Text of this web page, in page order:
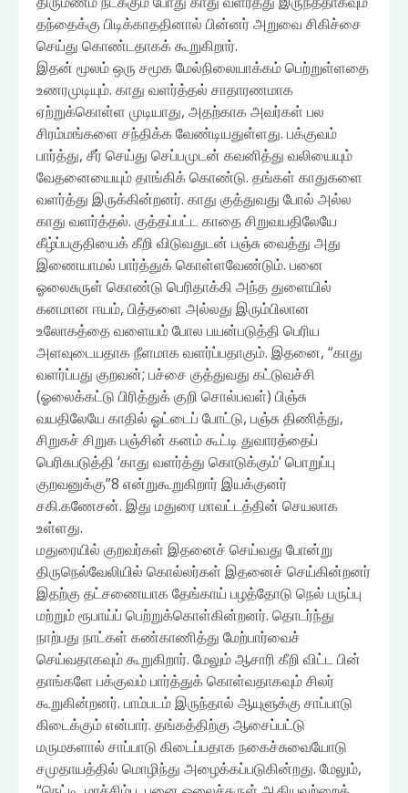
தந்தைக்கு பிடிக்காததினால் பின்னர் அறுவை சிகிச்சை
செய்து கொண்டதாகக் கூறுகிறார்.
இதன் மூலம் ஒரு சமூக மேல்நிலையாக்கம் பெற்றுள்ளதை
உணரமுடியும். காது வளர்த்தல் சாதாரணமாக
ஏற்றுக்கொள்ள முடியாது, அதற்காக அவர்கள் பல
சிரம்மங்களை சந்திக்க வேண்டியதுள்ளது. பக்குவம்
பார்த்து, சீர் செய்து செப்பமுடன் கவனித்து வலியையும்
வேதனையையும் தாங்கிக் கொண்டு. தங்கள் காதுகளை
வளர்த்து இருக்கின்றனர். காது குத்துவது போல் அல்ல
காது வளர்த்தல். குத்தப்பட்ட காதை சிறுவயதிலேயே
கீழ்ப்பகுதியைக் கீறி விடுவதுடன் பஞ்சு வைத்து அது
இணையாமல் பார்த்துக் கொள்ளவேண்டும். பனை
ஓலைசுருள் கொண்டு பெரிதாக்கி அந்த துளையில்
கனமான ஈயம், பித்தளை அல்லது இரும்பிலான
உலோகத்தை வளையம் போல பயன்படுத்தி பெரிய
அளவுடையதாக நீளமாக வளர்ப்பதாகும். இதனை, “காது
வளர்ப்பது குறவன்; பச்சை குத்துவது கட்டுவச்சி
(ஓலைக்கட்டு பிரித்துக் குறி சொல்பவள்) பிஞ்சு
வயதிலேயே காதில் ஓட்டைப் போட்டு, பஞ்சு திணித்து,
சிறுகச் சிறுக பஞ்சின் கனம் கூட்டி துவாரத்தைப்
பெரிசுபடுத்தி ‘காது வளர்த்து கொடுக்கும்’ பொறுப்பு
குறவனுக்கு”8 என்றுகூறுகிறார் இயக்குனர்
சகி.கணேசன். இது மதுரை மாவட்டத்தின் செயலாக
உள்ளது.
மதுரையில் குறவர்கள் இதனைச் செய்வது போன்று
திருநெல்வேலியில் கொல்லர்கள் இதனைச் செய்கின்றனர்
இதற்கு தட்சணையாக தேங்காய் பழத்தோடு நெல் பருப்பு
மற்றும் ரூபாய்ப் பெற்றுக்கொள்கின்றனர். தொடர்ந்து
நாற்பது நாட்கள் கண்காணித்து மேற்பார்வைச்
செய்வதாகவும் கூறுகிறார். மேலும் ஆசாரி கீறி விட்ட பின்
தாங்களே பக்குவம் பார்த்துக் கொள்வதாகவும் சிலர்
கூறுகின்றனர். பாம்படம் இருந்தால் ஆயுளுக்கு சாப்பாடு
கிடைக்கும் என்பார். தங்கத்திற்கு ஆசைப்பட்டு
மருமகளால் சாப்பாடு கிடைப்பதாக நகைச்சுவையோடு
சமுதாயத்தில் மொழிந்து அழைக்கப்படுகின்றது. மேலும்,